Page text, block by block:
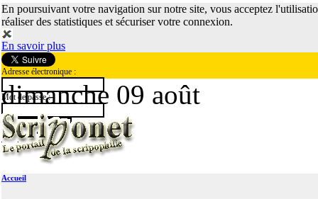
En poursuivant votre navigation sur notre site, vous acceptez
réaliser des statistiques et sécuriser votre connexion.
En savoir plus
Adresse électronique :
Mot de passe :
dimanche 09 août
Accueil